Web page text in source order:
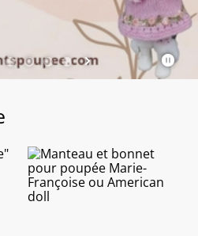
Voir